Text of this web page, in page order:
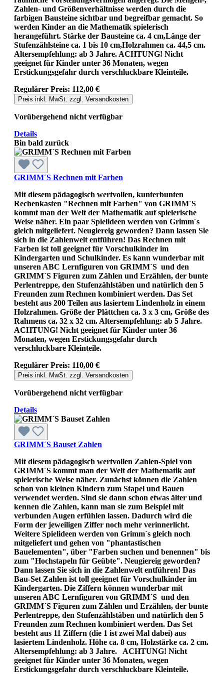
Zahlen- und Größenverhältnisse werden durch die
farbigen Bausteine sichtbar und begreifbar gemacht. So
werden Kinder an die Mathematik spielerisch
herangeführt. Stärke der Bausteine ca. 4 cm,Länge der
Stufenzählsteine ca. 1 bis 10 cm,Holzrahmen ca. 44,5 cm.
Altersempfehlung: ab 3 Jahre. ACHTUNG! Nicht
geeignet für Kinder unter 36 Monaten, wegen
Erstickungsgefahr durch verschluckbare Kleinteile.
Regulärer Preis: 112,00 €
Preis inkl. MwSt. zzgl. Versandkosten
Vorübergehend nicht verfügbar
Details
Bin bald zurück
GRIMM´S Rechnen mit Farben
Mit diesem pädagogisch wertvollen, kunterbunten
Rechenkasten "Rechnen mit Farben" von GRIMM´S
kommt man der Welt der Mathematik auf spielerische
Weise näher. Ein paar Spielideen werden von Grimm´s
gleich mitgeliefert. Neugiereig geworden? Dann lassen Sie
sich in die Zahlenwelt entführen! Das Rechnen mit
Farben ist toll geeignet für Vorschulkinder im
Kindergarten und Schulkinder. Es kann wunderbar mit
unseren ABC Lernfiguren von GRIMM´S und den
GRIMM´S Figuren zum Zählen und Erzählen, der bunte
Perlentreppe, den Stufenzählstäben und natürlich den 5
Freunden zum Rechnen kombiniert werden. Das Set
besteht aus 200 Teilen aus lasiertem Lindenholz in einem
Holzrahmen. Größe der Plättchen ca. 3 x 3 cm, Größe des
Rahmens ca. 32 x 32 cm. Altersempfehlung: ab 5 Jahre.
ACHTUNG! Nicht geeignet für Kinder unter 36
Monaten, wegen Erstickungsgefahr durch
verschluckbare Kleinteile.
Regulärer Preis: 110,00 €
Preis inkl. MwSt. zzgl. Versandkosten
Vorübergehend nicht verfügbar
Details
GRIMM´S Bauset Zahlen
Mit diesem pädagogisch wertvollen Zahlen-Spiel von
GRIMM´S kommt man der Welt der Mathematik auf
spielerische Weise näher. Zunächst können die Zahlen
schon von kleinen Kindern zum Stapel und Bauen
verwendet werden. Sind sie dann schon etwas älter und
kennen die Zahlen, kann man sie zum Beispiel mit
verbunden Augen erfühlen lassen. Dadurch wird die
Form der jeweiligen Ziffer noch mehr verinnerlicht.
Weitere Spielideen werden von Grimm´s gleich noch
mitgeliefert und gehen von "phantastischen
Bauelementen", über "Farben suchen und benennen" bis
zum "Hochstapeln für Geübte". Neugiereig geworden?
Dann lassen Sie sich in die Zahlenwelt entführen! Das
Bau-Set Zahlen ist toll geeignet für Vorschulkinder im
Kindergarten. Die Ziffern können wunderbar mit
unseren ABC Lernfiguren von GRIMM´S und den
GRIMM´S Figuren zum Zählen und Erzählen, der bunte
Perlentreppe, den Stufenzählstäben und natürlich den 5
Freunden zum Rechnen kombiniert werden. Das Set
besteht aus 11 Ziffern (die 1 ist zwei Mal dabei) aus
lasiertem Lindenholz. Höhe ca. 8 cm, Holzstärke ca. 2 cm.
Altersempfehlung: ab 3 Jahre. ACHTUNG! Nicht
geeignet für Kinder unter 36 Monaten, wegen
Erstickungsgefahr durch verschluckbare Kleinteile.